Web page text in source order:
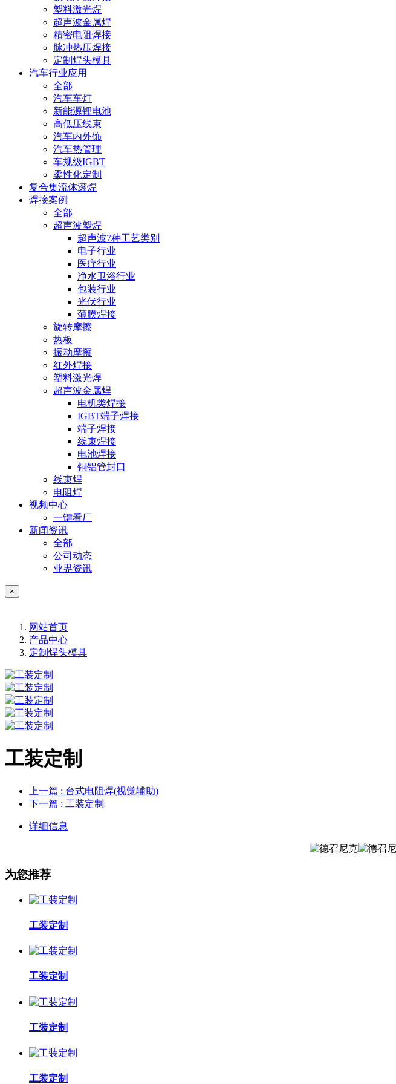
塑料激光焊
超声波金属焊
精密电阻焊接
脉冲热压焊接
定制焊头模具
汽车行业应用
全部
汽车车灯
新能源锂电池
高低压线束
汽车内外饰
汽车热管理
车规级IGBT
柔性化定制
复合集流体滚焊
焊接案例
全部
超声波塑焊
超声波7种工艺类别
电子行业
医疗行业
净水卫浴行业
包装行业
光伏行业
薄膜焊接
旋转摩擦
热板
振动摩擦
红外焊接
塑料激光焊
超声波金属焊
电机类焊接
IGBT端子焊接
端子焊接
线束焊接
电池焊接
铜铝管封口
线束焊
电阻焊
视频中心
一键看厂
新闻资讯
全部
公司动态
业界资讯
×
网站首页
产品中心
定制焊头模具
工装定制
上一篇 : 台式电阻焊(视觉辅助)
下一篇 : 工装定制
详细信息
为您推荐
工装定制
工装定制
工装定制
工装定制